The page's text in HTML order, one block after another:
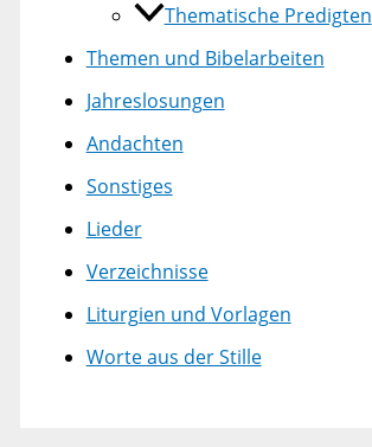
Thematische Predigten
Themen und Bibelarbeiten
Jahreslosungen
Andachten
Sonstiges
Lieder
Verzeichnisse
Liturgien und Vorlagen
Worte aus der Stille